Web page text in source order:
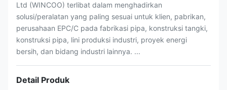
Ltd (WINCOO) terlibat dalam menghadirkan
solusi/peralatan yang paling sesuai untuk klien, pabrikan,
perusahaan EPC/C pada fabrikasi pipa, konstruksi tangki,
konstruksi pipa, lini produksi industri, proyek energi
bersih, dan bidang industri lainnya. ...
Detail Produk